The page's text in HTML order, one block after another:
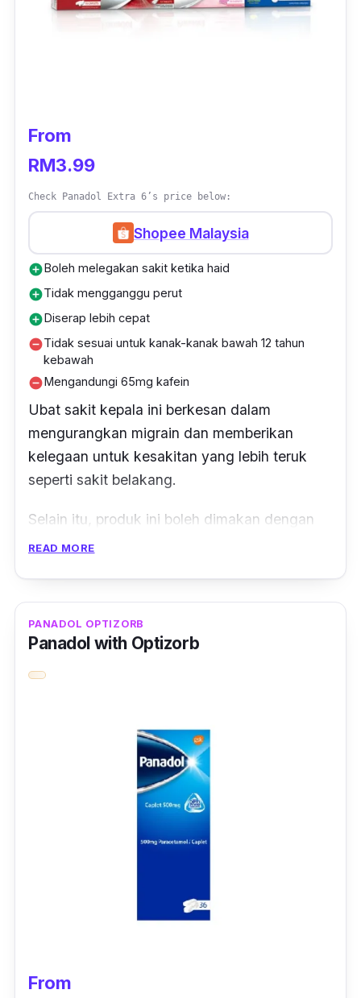
yang menghidap masalah tekanan darah
From
RM3.99
Check Panadol Extra 6’s price below:
Shopee Malaysia
add_circleBoleh melegakan sakit ketika haid
add_circleTidak mengganggu perut
add_circleDiserap lebih cepat
remove_circleTidak sesuai untuk kanak-kanak bawah 12 tahun
kebawah
remove_circleMengandungi 65mg kafein
Ubat sakit kepala ini berkesan dalam
mengurangkan migrain dan memberikan
kelegaan untuk kesakitan yang lebih teruk
seperti sakit belakang.
Selain itu, produk ini boleh dimakan dengan
kebanyakan ubat tapi tidak bersama ubat
Ingin diingatkan panadol jenis ini mempunyai
kandungan kafein yang tidak sesuai untuk
wanita hamil dan menyusukan anak.
mengambil panadol jenis ini.
READ MORE
PANADOL OPTIZORB
Panadol with Optizorb
From